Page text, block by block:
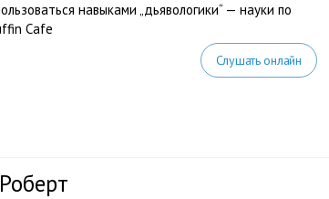
навыками „дьявологики“ — науки по
Cafe
Слушать онлайн